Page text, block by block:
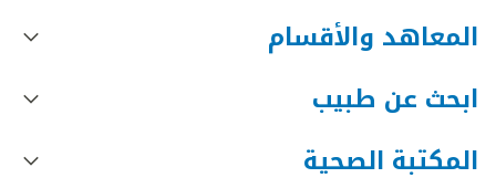
المعاهد والأقسام
ابحث عن طبيب
المكتبة الصحية